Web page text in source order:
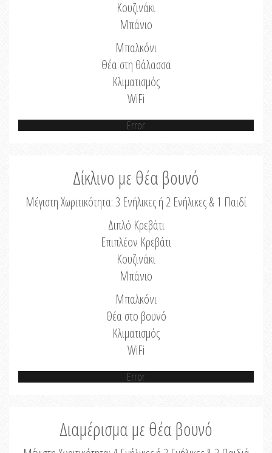
Κουζινάκι
Μπάνιο
Μπαλκόνι
Θέα στη θάλασσα
Κλιματισμός
WiFi
Error
Δίκλινο με θέα βουνό
Μέγιστη Χωριτικότητα: 3 Ενήλικες ή 2 Ενήλικες & 1 Παιδί
Διπλό Κρεβάτι
Επιπλέον Κρεβάτι
Κουζινάκι
Μπάνιο
Μπαλκόνι
Θέα στο βουνό
Κλιματισμός
WiFi
Error
Διαμέρισμα με θέα βουνό